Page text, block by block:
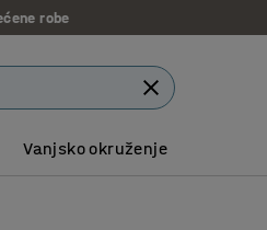
robe
Vanjsko okruženje